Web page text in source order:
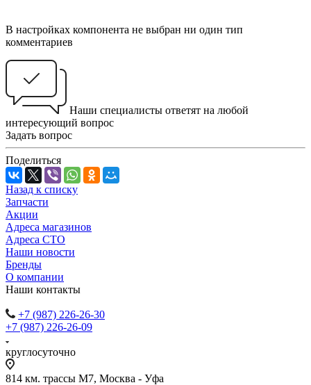
В настройках компонента не выбран ни один тип
комментариев
Наши специалисты ответят на любой
интересующий вопрос
Задать вопрос
Поделиться
Назад к списку
Запчасти
Акции
Адреса магазинов
Адреса СТО
Наши новости
Бренды
О компании
Наши контакты
+7 (987) 226-26-30
+7 (987) 226-26-09
круглосуточно
814 км. трассы М7, Москва - Уфа